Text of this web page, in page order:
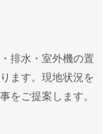
排水・室外機の置
ます。現地状況を
をご提案します。